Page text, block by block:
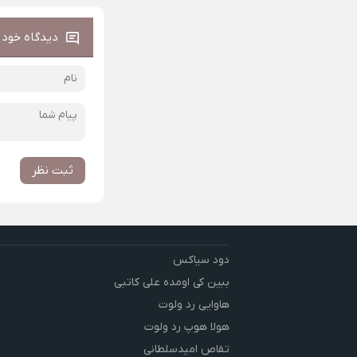
دیدگاه خود
ثبت نظر
دود سیاکس
ببین کی اومده علی کاتبی
هاوایی رد ولوت
هولا هوپ رد ولوت
تقاص امیدسلطانی